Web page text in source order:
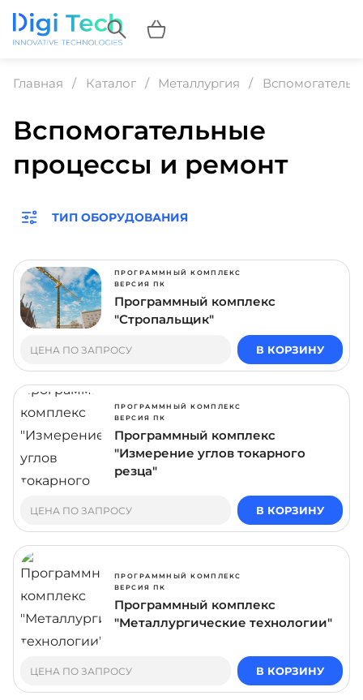
Главная Каталог Металлургия
Вспомогательные
процессы и ремонт
ТИП ОБОРУДОВАНИЯ
ПРОГРАММНЫЙ КОМПЛЕКС
ВЕРСИЯ ПК
Программный комплекс
"Стропальщик"
ЦЕНА ПО ЗАПРОСУ В КОРЗИНУ
ПРОГРАММНЫЙ КОМПЛЕКС
ВЕРСИЯ ПК
Программный комплекс
"Измерение углов токарного
резца"
ЦЕНА ПО ЗАПРОСУ В КОРЗИНУ
ПРОГРАММНЫЙ КОМПЛЕКС
ВЕРСИЯ ПК
Программный комплекс
"Металлургические технологии"
ЦЕНА ПО ЗАПРОСУ В КОРЗИНУ